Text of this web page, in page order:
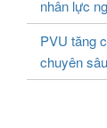
nhân lực
PVU tăng
chuyên sâu